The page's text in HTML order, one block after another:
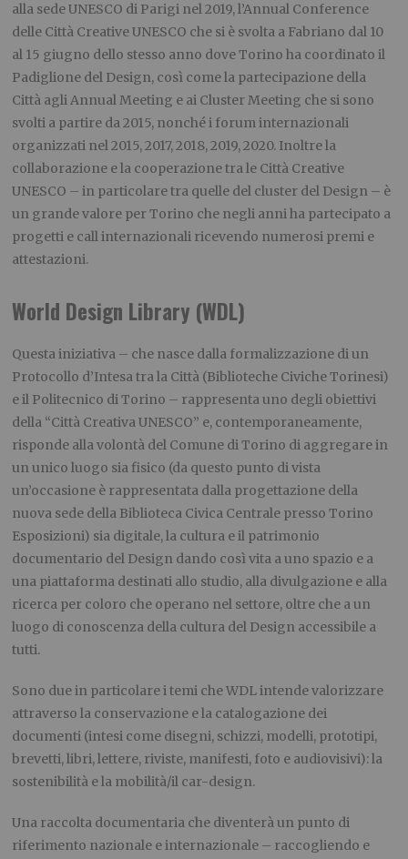
alla sede UNESCO di Parigi nel 2019, l’Annual Conference
delle Città Creative UNESCO che si è svolta a Fabriano dal 10
al 15 giugno dello stesso anno dove Torino ha coordinato il
Padiglione del Design, così come la partecipazione della
Città agli Annual Meeting e ai Cluster Meeting che si sono
svolti a partire da 2015, nonché i forum internazionali
organizzati nel 2015, 2017, 2018, 2019, 2020. Inoltre la
collaborazione e la cooperazione tra le Città Creative
UNESCO – in particolare tra quelle del cluster del Design – è
un grande valore per Torino che negli anni ha partecipato a
progetti e call internazionali ricevendo numerosi premi e
attestazioni.
World Design Library (WDL)
Questa iniziativa – che nasce dalla formalizzazione di un
Protocollo d’Intesa tra la Città (Biblioteche Civiche Torinesi)
e il Politecnico di Torino – rappresenta uno degli obiettivi
della “Città Creativa UNESCO” e, contemporaneamente,
risponde alla volontà del Comune di Torino di aggregare in
un unico luogo sia fisico (da questo punto di vista
un’occasione è rappresentata dalla progettazione della
nuova sede della Biblioteca Civica Centrale presso Torino
Esposizioni) sia digitale, la cultura e il patrimonio
documentario del Design dando così vita a uno spazio e a
una piattaforma destinati allo studio, alla divulgazione e alla
ricerca per coloro che operano nel settore, oltre che a un
luogo di conoscenza della cultura del Design accessibile a
tutti.
Sono due in particolare i temi che WDL intende valorizzare
attraverso la conservazione e la catalogazione dei
documenti (intesi come disegni, schizzi, modelli, prototipi,
brevetti, libri, lettere, riviste, manifesti, foto e audiovisivi): la
sostenibilità e la mobilità/il car-design.
Una raccolta documentaria che diventerà un punto di
riferimento nazionale e internazionale – raccogliendo e